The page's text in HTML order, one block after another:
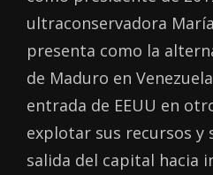
ultraconservadora
presenta como la
de Maduro en
entrada de EEUU en
explotar sus recursos y
salida del capital hacia